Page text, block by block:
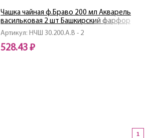
Артикул: НЧШ 30.200.А.В - 2
Чашка чайная ф.Браво 200 мл Акварель
васильковая 2 шт Башкирский фарфор
528.43 ₽
1